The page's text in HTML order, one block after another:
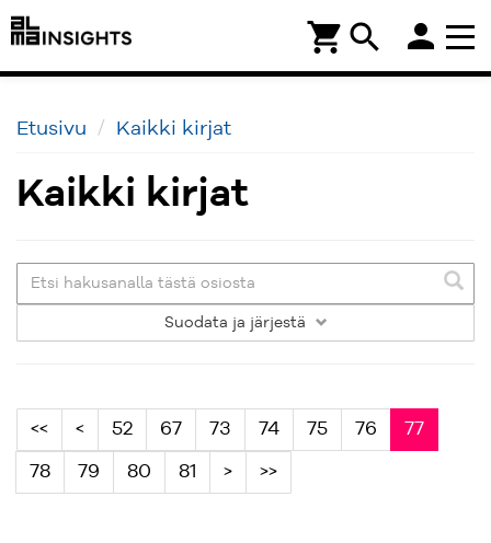
search
shopping_cart person
Etusivu Kaikki kirjat
Kaikki kirjat
Suodata ja järjestä
<< < 52 67 73 74 75 76 77
78 79 80 81 > >>